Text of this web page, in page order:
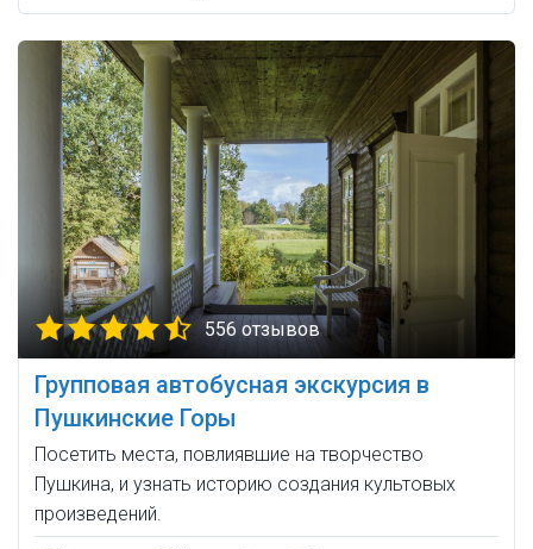
556 отзывов
Групповая автобусная экскурсия в
Пушкинские Горы
Посетить места, повлиявшие на творчество
Пушкина, и узнать историю создания культовых
произведений.